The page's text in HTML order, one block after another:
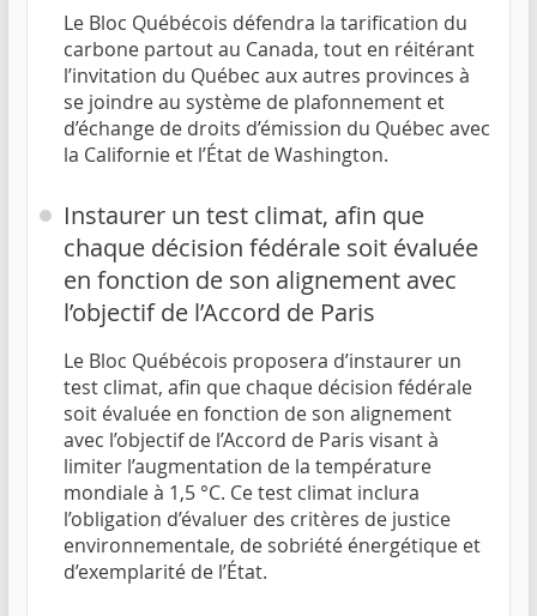
Le Bloc Québécois défendra la tarification du
carbone partout au Canada, tout en réitérant
l’invitation du Québec aux autres provinces à
se joindre au système de plafonnement et
d’échange de droits d’émission du Québec avec
la Californie et l’État de Washington.
Instaurer un test climat, afin que
chaque décision fédérale soit évaluée
en fonction de son alignement avec
l’objectif de l’Accord de Paris
Le Bloc Québécois proposera d’instaurer un
test climat, afin que chaque décision fédérale
soit évaluée en fonction de son alignement
avec l’objectif de l’Accord de Paris visant à
limiter l’augmentation de la température
mondiale à 1,5 °C. Ce test climat inclura
l’obligation d’évaluer des critères de justice
environnementale, de sobriété énergétique et
d’exemplarité de l’État.